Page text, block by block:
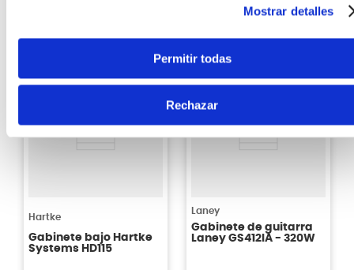
Mostrar detalles
Permitir todas
Rechazar
Sin Stock Online
Hartke
Gabinete bajo Hartke
Systems HD115
Laney
Gabinete de guitarra
Laney GS412IA - 320W